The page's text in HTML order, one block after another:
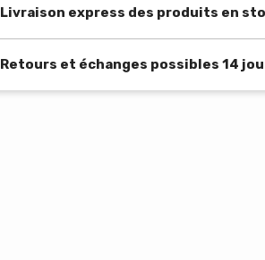
Livraison express des produits en
Retours et échanges possibles 14